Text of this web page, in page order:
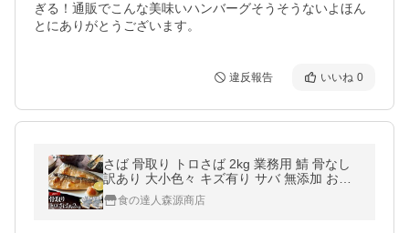
ぎる！通販でこんな美味いハンバーグそうそうないよほん
とにありがとうございます。
違反報告 いいね 0
さば 骨取り トロさば 2kg 業務用 鯖 骨なし
訳あり 大小色々 キズ有り サバ 無添加 おか
ず 食品 海鮮 ギフト ポイント利用 爆買
食の達人森源商店